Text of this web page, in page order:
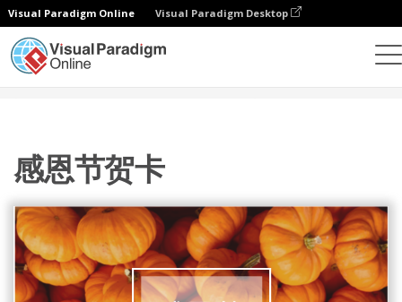
Visual Paradigm Online Visual Paradigm Desktop
感恩节贺卡